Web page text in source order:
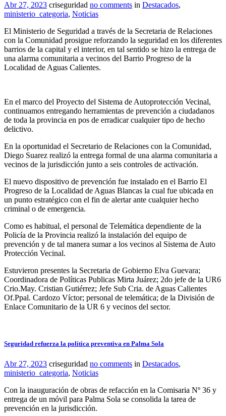
Abr 27, 2023 criseguridad no comments in Destacados,
ministerio_categoria, Noticias
El Ministerio de Seguridad a través de la Secretaria de Relaciones
con la Comunidad prosigue reforzando la seguridad en los diferentes
barrios de la capital y el interior, en tal sentido se hizo la entrega de
una alarma comunitaria a vecinos del Barrio Progreso de la
Localidad de Aguas Calientes.
En el marco del Proyecto del Sistema de Autoprotección Vecinal,
continuamos entregando herramientas de prevención a ciudadanos
de toda la provincia en pos de erradicar cualquier tipo de hecho
delictivo.
En la oportunidad el Secretario de Relaciones con la Comunidad,
Diego Suarez realizó la entrega formal de una alarma comunitaria a
vecinos de la jurisdicción junto a seis controles de activación.
El nuevo dispositivo de prevención fue instalado en el Barrio El
Progreso de la Localidad de Aguas Blancas la cual fue ubicada en
un punto estratégico con el fin de alertar ante cualquier hecho
criminal o de emergencia.
Como es habitual, el personal de Telemática dependiente de la
Policía de la Provincia realizó la instalación del equipo de
prevención y de tal manera sumar a los vecinos al Sistema de Auto
Protección Vecinal.
Estuvieron presentes la Secretaria de Gobierno Elva Guevara;
Coordinadora de Políticas Publicas Mirta Juárez; 2do jefe de la UR6
Crio.May. Cristian Gutiérrez; Jefe Sub Cria. de Aguas Calientes
Of.Ppal. Cardozo Víctor; personal de telemática; de la División de
Enlace Comunitario de la UR 6 y vecinos del sector.
Seguridad refuerza la política preventiva en Palma Sola
Abr 27, 2023 criseguridad no comments in Destacados,
ministerio_categoria, Noticias
Con la inauguración de obras de refacción en la Comisaria Nº 36 y
entrega de un móvil para Palma Sola se consolida la tarea de
prevención en la jurisdicción.